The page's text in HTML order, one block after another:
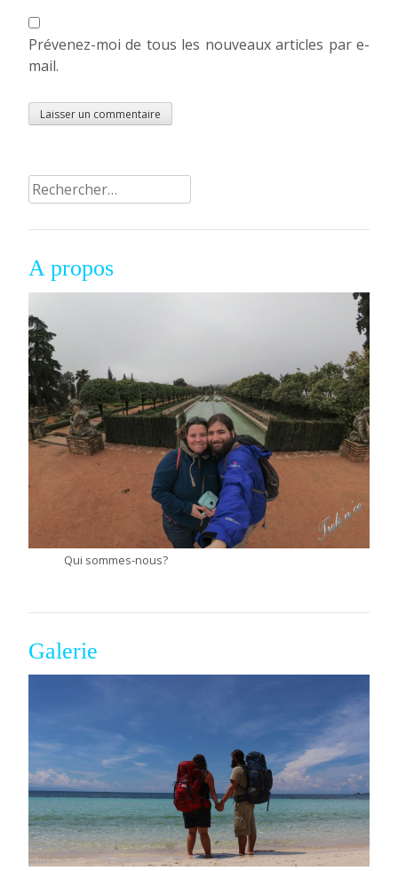
Prévenez-moi de tous les nouveaux articles par e-
mail.
Rechercher :
A propos
Qui sommes-nous?
Galerie